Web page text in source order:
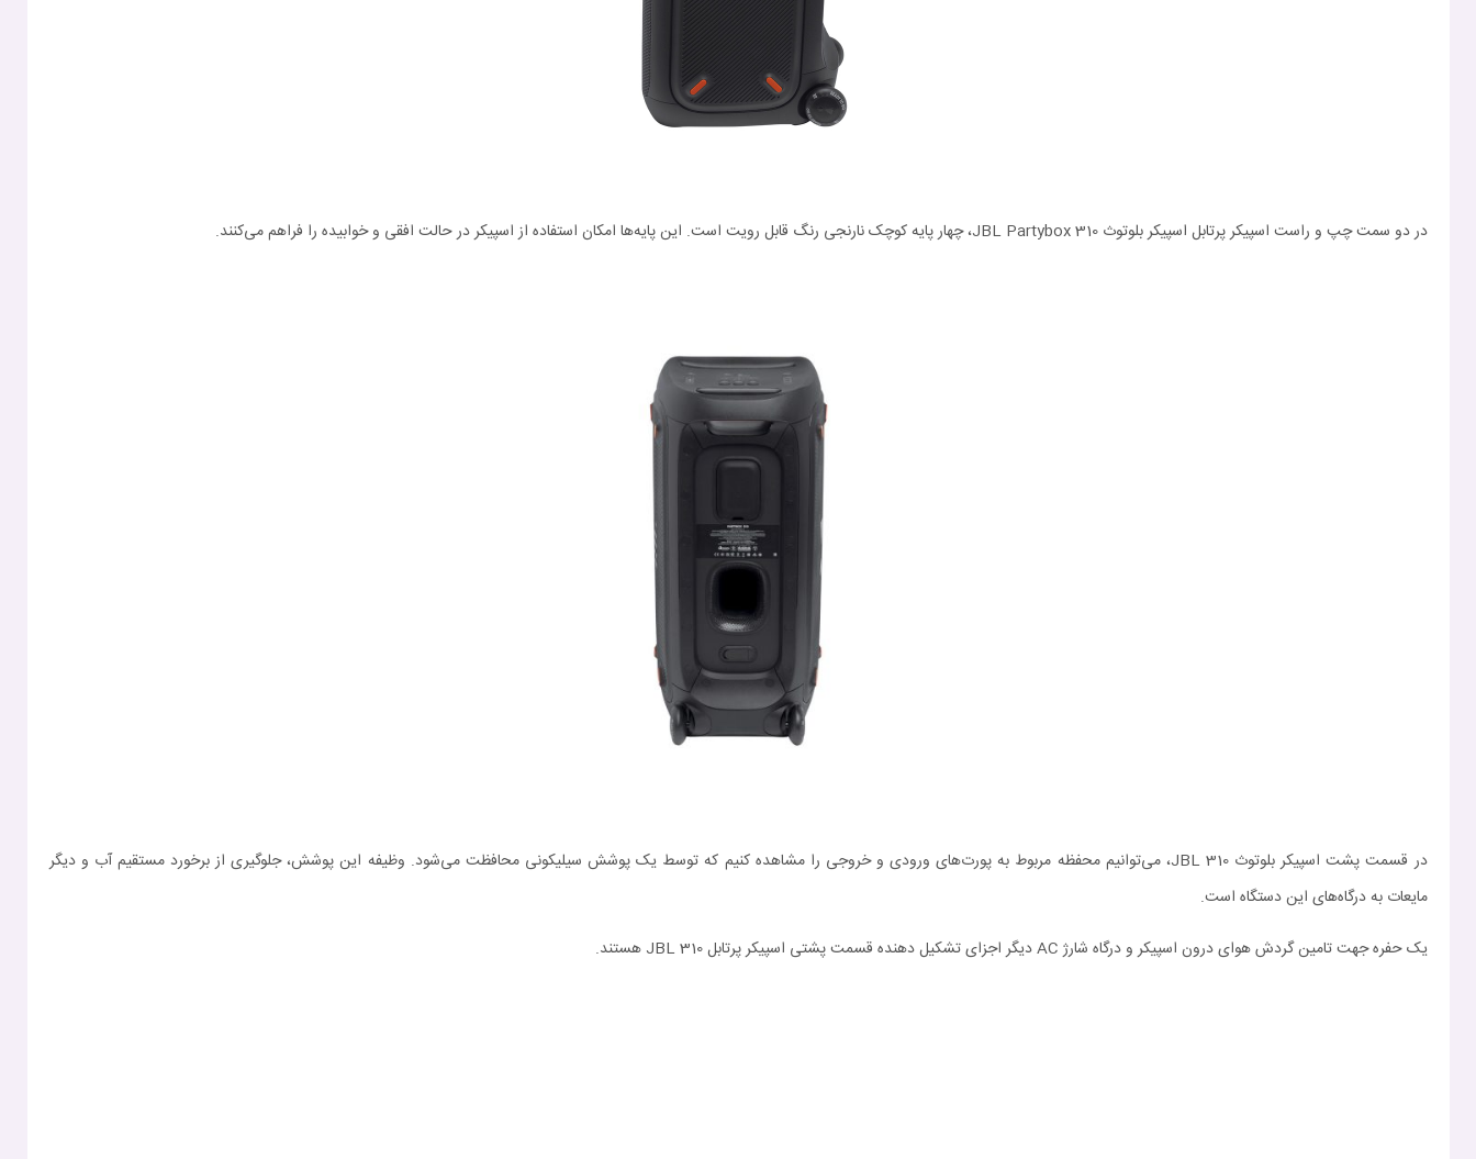
در دو سمت چپ و راست اسپیکر پرتابل اسپیکر بلوتوث JBL Partybox 310، چهار پایه کوچک نارنجی رنگ قابل رویت است. این پایه‌ها امکان استفاده از اسپیکر در حالت افقی و خوابیده را فراهم می‌کنند.
در قسمت پشت اسپیکر بلوتوث JBL 310، می‌توانیم محفظه مربوط به پورت‌های ورودی و خروجی را مشاهده کنیم که توسط یک پوشش سیلیکونی محافظت می‌شود. وظیفه این پوشش، جلوگیری از برخورد مستقیم آب و دیگر
مایعات به درگاه‌های این دستگاه است.
یک حفره جهت تامین گردش هوای درون اسپیکر و درگاه شارژ AC دیگر اجزای تشکیل دهنده قسمت پشتی اسپیکر پرتابل JBL 310 هستند.